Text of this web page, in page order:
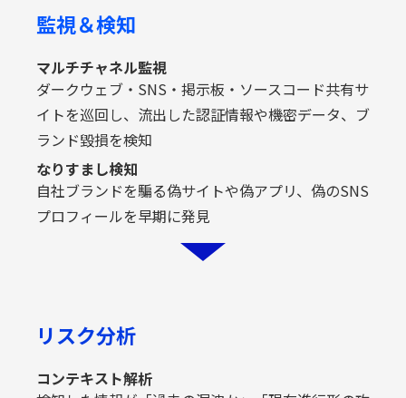
監視＆検知
マルチチャネル監視
ダークウェブ・SNS・掲示板・ソースコード共有サ
イトを巡回し、流出した認証情報や機密データ、ブ
ランド毀損を検知
なりすまし検知
自社ブランドを騙る偽サイトや偽アプリ、偽のSNS
プロフィールを早期に発見
リスク分析
コンテキスト解析